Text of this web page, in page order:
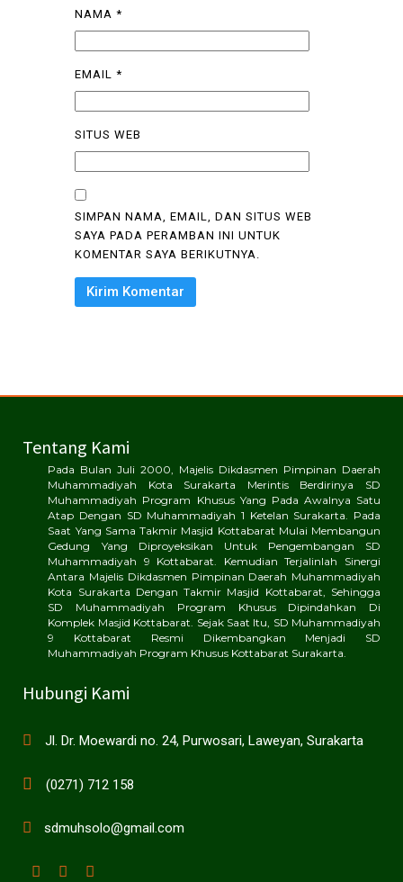
NAMA *
EMAIL *
SITUS WEB
SIMPAN NAMA, EMAIL, DAN SITUS WEB
SAYA PADA PERAMBAN INI UNTUK
KOMENTAR SAYA BERIKUTNYA.
Tentang Kami
Pada Bulan Juli 2000, Majelis Dikdasmen Pimpinan Daerah
Muhammadiyah Kota Surakarta Merintis Berdirinya SD
Muhammadiyah Program Khusus Yang Pada Awalnya Satu
Atap Dengan SD Muhammadiyah 1 Ketelan Surakarta. Pada
Saat Yang Sama Takmir Masjid Kottabarat Mulai Membangun
Gedung Yang Diproyeksikan Untuk Pengembangan SD
Muhammadiyah 9 Kottabarat. Kemudian Terjalinlah Sinergi
Antara Majelis Dikdasmen Pimpinan Daerah Muhammadiyah
Kota Surakarta Dengan Takmir Masjid Kottabarat, Sehingga
SD Muhammadiyah Program Khusus Dipindahkan Di
Komplek Masjid Kottabarat. Sejak Saat Itu, SD Muhammadiyah
9 Kottabarat Resmi Dikembangkan Menjadi SD
Muhammadiyah Program Khusus Kottabarat Surakarta.
Hubungi Kami
Jl. Dr. Moewardi no. 24, Purwosari, Laweyan, Surakarta
(0271) 712 158
sdmuhsolo@gmail.com